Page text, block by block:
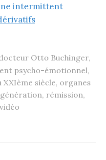
intermittent
Otto Buchinger,
psycho-émotionnel,
XXIème siècle, organes
, rémission,
vidéo